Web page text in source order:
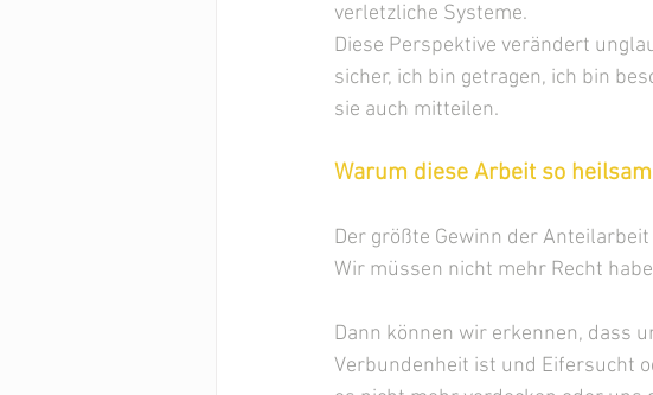
verletzliche Systeme.
Diese Perspektive verändert
sicher, ich bin getragen, ich bin
sie auch mitteilen.
Warum diese Arbeit so
Der größte Gewinn der
Wir müssen nicht mehr Recht
Dann können wir erkennen, dass
Verbundenheit ist und Eifersucht